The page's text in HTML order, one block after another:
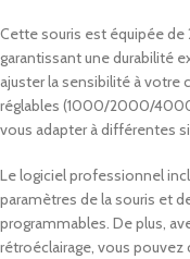
Cette souris est équipée
garantissant une durabilité
ajuster la sensibilité à votre
réglables (1000/2000/
vous adapter à différentes
Le logiciel professionnel
paramètres de la souris et
programmables. De plus,
rétroéclairage, vous pouvez